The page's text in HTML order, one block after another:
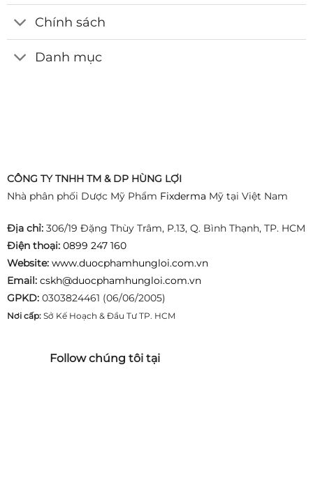
Chính sách
Danh mục
CÔNG TY TNHH TM & DP HÙNG LỢI
Nhà phân phối Dược Mỹ Phẩm Fixderma Mỹ tại Việt Nam
Địa chỉ:306/19 Đặng Thùy Trâm, P.13, Q. Bình Thạnh, TP. HCM
Điện thoại: 0899 247 160
Website: www.duocphamhungloi.com.vn
Email: cskh@duocphamhungloi.com.vn
GPKD:0303824461 (06/06/2005)
Nơi cấp:Sở Kế Hoạch & Đầu Tư TP. HCM
Follow chúng tôi tại